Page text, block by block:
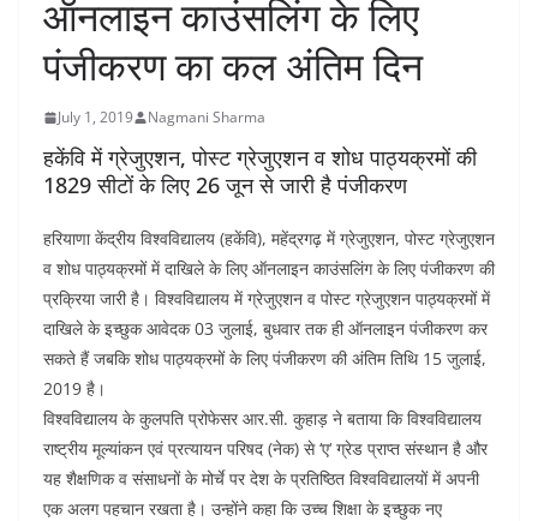
ऑनलाइन काउंसलिंग के लिए
पंजीकरण का कल अंतिम दिन
July 1, 2019 Nagmani Sharma
हकेंवि में ग्रेजुएशन, पोस्ट ग्रेजुएशन व शोध पाठ्यक्रमों की
1829 सीटों के लिए 26 जून से जारी है पंजीकरण
हरियाणा केंद्रीय विश्वविद्यालय (हकेंवि), महेंद्रगढ़ में ग्रेजुएशन, पोस्ट ग्रेजुएशन
व शोध पाठ्यक्रमों में दाखिले के लिए ऑनलाइन काउंसलिंग के लिए पंजीकरण की
प्रक्रिया जारी है। विश्वविद्यालय में ग्रेजुएशन व पोस्ट ग्रेजुएशन पाठ्यक्रमों में
दाखिले के इच्छुक आवेदक 03 जुलाई, बुधवार तक ही ऑनलाइन पंजीकरण कर
सकते हैं जबकि शोध पाठ्यक्रमों के लिए पंजीकरण की अंतिम तिथि 15 जुलाई,
2019 है।
विश्वविद्यालय के कुलपति प्रोफेसर आर.सी. कुहाड़ ने बताया कि विश्वविद्यालय
राष्ट्रीय मूल्यांकन एवं प्रत्यायन परिषद (नेक) से ‘ए‘ ग्रेड प्राप्त संस्थान है और
यह शैक्षणिक व संसाधनों के मोर्चे पर देश के प्रतिष्ठित विश्वविद्यालयों में अपनी
एक अलग पहचान रखता है। उन्होंने कहा कि उच्च शिक्षा के इच्छुक नए